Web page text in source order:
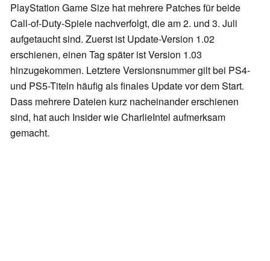
PlayStation Game Size hat mehrere Patches für beide
Call-of-Duty-Spiele nachverfolgt, die am 2. und 3. Juli
aufgetaucht sind. Zuerst ist Update-Version 1.02
erschienen, einen Tag später ist Version 1.03
hinzugekommen. Letztere Versionsnummer gilt bei PS4-
und PS5-Titeln häufig als finales Update vor dem Start.
Dass mehrere Dateien kurz nacheinander erschienen
sind, hat auch Insider wie CharlieIntel aufmerksam
gemacht.